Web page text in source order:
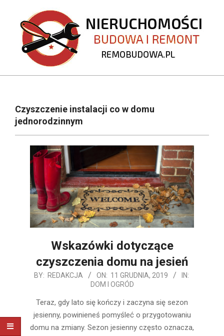
content
REMOBUDOWA.PL
Navigation
Menu
Czyszczenie instalacji co w domu
jednorodzinnym
Wskazówki dotyczące
czyszczenia domu na jesień
2019-
11
BY: REDAKCJA ON: 11 GRUDNIA, 2019
IN:
DOM I OGRÓD
Teraz, gdy lato się kończy i zaczyna się sezon
jesienny, powinieneś pomyśleć o przygotowaniu
domu na zmiany. Sezon jesienny często oznacza,